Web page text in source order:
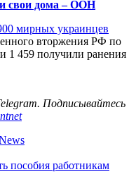
свои дома – ООН
мирных украинцев
вторжения РФ по
1 459 получили ранения
Подписывайтесь
пособия работникам